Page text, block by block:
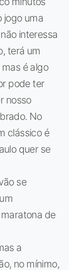
jogo uma
interessa
terá um
é algo
pode ter
nosso
No
clássico é
quer se
se
de
a
no mínimo,